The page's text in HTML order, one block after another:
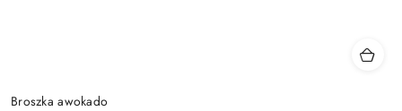
Broszka awokado